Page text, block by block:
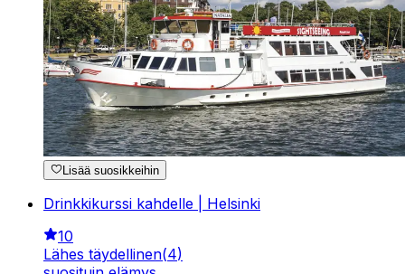
Lisää suosikkeihin
Drinkkikurssi kahdelle | Helsinki
10
Lähes täydellinen(4)